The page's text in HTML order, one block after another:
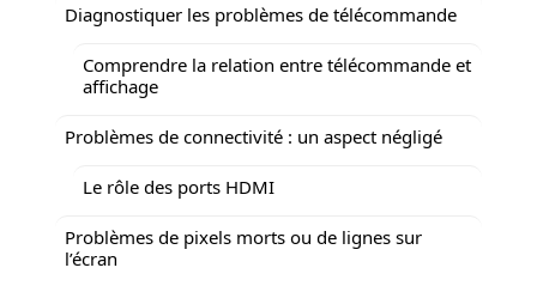
Diagnostiquer les problèmes de télécommande
Comprendre la relation entre télécommande et
affichage
Problèmes de connectivité : un aspect négligé
Le rôle des ports HDMI
Problèmes de pixels morts ou de lignes sur
l’écran